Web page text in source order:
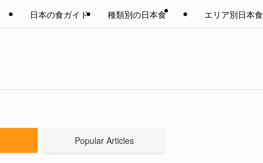
日本の食ガイド 種類別の日本食 エリア別日本食
Popular Articles